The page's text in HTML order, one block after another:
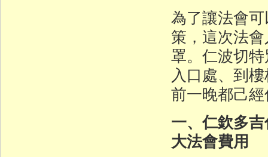
為了讓法會
策，這次法
罩。仁波切
入口處、到
前一晚都己
一、仁欽多
大法會費用